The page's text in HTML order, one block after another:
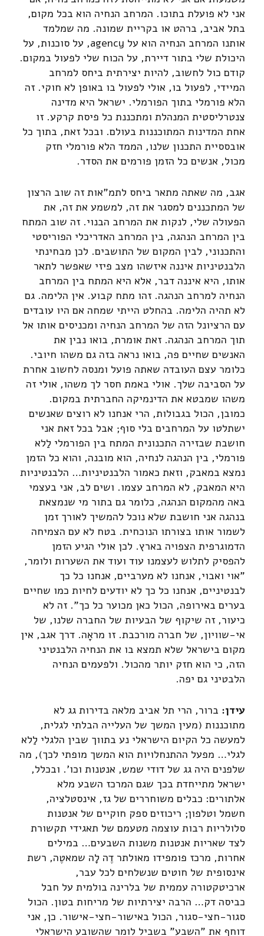
אני לא פועלת בתוכו. המרחב הנחיה הוא בכל מקום,
בתל אביב, ברהט או בקריית שמונה. מה שמלמד
אותנו המרחב הנחיה הוא על agency, על סוכנות, על
היכולת שלי בתור דיירת, על הכוח שלי לפעול במקום.
קודם כול לחשוב, להיות יצירתית ביחס למרחב
המיידי, לפעול בו, אולי לפעול בו באופן לא חוקי. זה
הלא פורמלי בתוך הפורמלי. ישראל היא מדינה
צנטרליסטית המנהלת ומתכננת כל פיסת קרקע. זו
אחת המדינות המתוכננות בעולם. ובכל זאת, בתוך כל
אובססיית התכנון שלנו, הממד הלא פורמלי חזק
מכול, אנשים כל הזמן פורמים את הסדר.
אגב, מה שאתה מתאר ביחס לתמ"אות זה שוב הרצון
של המתכננים למסגר את זה, למשמע את זה, את
הפעולה שלי, לנקות את המרחב הבנוי. זה שוב המתח
בין המרחב הנהגה, בין המרחב האדריכלי הפוריסטי
והתכנוני, לבין המקום של התושבים. לכן מבחינתי
הלבנטיניות איננה איזשהו מצב פיזי שאפשר לתאר
אותו, היא איננה דבר, אלא היא המתח בין המרחב
הנחיה למרחב הנהגה. זהו מתח קבוע. אין הלימה. גם
לא תהיה הלימה. בהחלט הייתי שמחה אם היו עובדים
עם הרציונל הזה של המרחב הנחיה ומכניסים אותו אל
תוך המרחב הנהגה. זאת אומרת, בואו נבין את
האנשים שחיים פה, בואו נראה בזה גם משהו חיובי.
כלומר עצם העובדה שאתה פועל ומנסה לחשוב אחרת
על הסביבה שלך. אולי באמת חסר לך משהו, אולי זה
משהו שמבטא את הדינמיקה החברתית במקום.
כמובן, הכול בגבולות, הרי אנחנו לא רוצים שאנשים
ישתלטו על המרחבים בלי סוף; אבל בכל זאת אני
חושבת שבזירה התכנונית המתח בין הפורמלי לַלא
פורמלי, בין הנהגה לנחיה, הוא מובנה, והוא כל הזמן
נמצא במאבק, וזאת כאמור הלבנטיניות… הלבנטיניות
היא המאבק, לא המרחב עצמו. ושים לב, אני בעצמי
באה מהמקום הנהגה, כלומר גם בתור מי שנמצאת
בנהגה אני חושבת שלא נוכל להמשיך לאורך זמן
לשמור אותו בצורתו הנוכחית. בטח לא עם הצמיחה
הדמוגרפית הצפויה בארץ. לכן אולי הגיע הזמן
להפסיק לתלוש לעצמנו עוד ועוד את השערות ולומר,
"אוי ואבוי, אנחנו לא מערביים, אנחנו כל כך
לבנטיניים, אנחנו כל כך לא יודעים לחיות כמו שחיים
בערים באירופה, הכול כאן מכוער כל כך". זה לא
כיעור, זה שיקוף של הבעיות של החברה שלנו, של
אי-שוויון, של חברה מורכבת. זו מראָה. דרך אגב, אין
מקום בישראל שלא תמצא בו את הנחיה הלבנטיני
הזה, כי הוא חזק יותר מהכול. ולפעמים הנחיה
הלבטיני גם יפה.
עידן: ברור, הרי תל אביב מלאה בדירות גג לא
מתוכננות (מעין המשך של העלייה הבלתי לגלית,
למעשה כל הקיום הישראלי נע בתווך שבין הלגלי לַלא
לגלי… מפעל ההתנחלויות הוא המשך מופתי לכך), מה
שלפנים היה גג של דודי שמש, אנטנות וכו'. ובכלל,
ישראל מתייחדת בכך שגם המרכז השבע מלא
אלתורים: כבלים משוחררים של גז, אינסטלציה,
חשמל וטלפון; ריכוזים ספק חוקיים של אנטנות
סלולריות רבות עוצמה מטעמם של תאגידי תקשורת
לצד שאריות אנטנות משנות השבעים… במילים
אחרות, מרכז פומפידו מאולתר דֶה לָה שמאטֶה, רשת
אינסופית של חוטים שנשלחים לכל עבר,
ארכיטקטורה עממית של בלרינה בולמית על חבל
כביסה דק… הרבה יצירתיות של מריחות בטון. הכול
סגור-חצי-סגור, הכול באישור-חצי-אישור. כן, אני
דוחף את "השבע" בשביל לומר שהשובע הישראלי